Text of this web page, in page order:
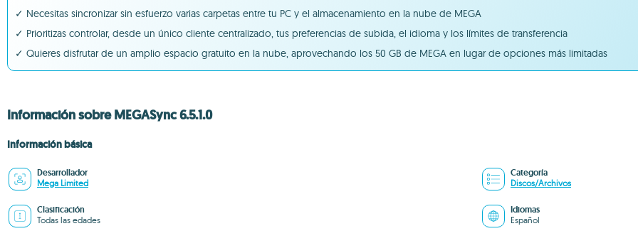
✓ Necesitas sincronizar sin esfuerzo varias carpetas entre tu PC y el almacenamiento en la nube de MEGA
✓ Prioritizas controlar, desde un único cliente centralizado, tus preferencias de subida, el idioma y los límites de transferencia
✓ Quieres disfrutar de un amplio espacio gratuito en la nube, aprovechando los 50 GB de MEGA en lugar de opciones más limitadas
Información sobre MEGASync 6.5.1.0
Información básica
Desarrollador
Mega Limited
Categoría
Discos/Archivos
Clasificación
Todas las edades
Idiomas
Español